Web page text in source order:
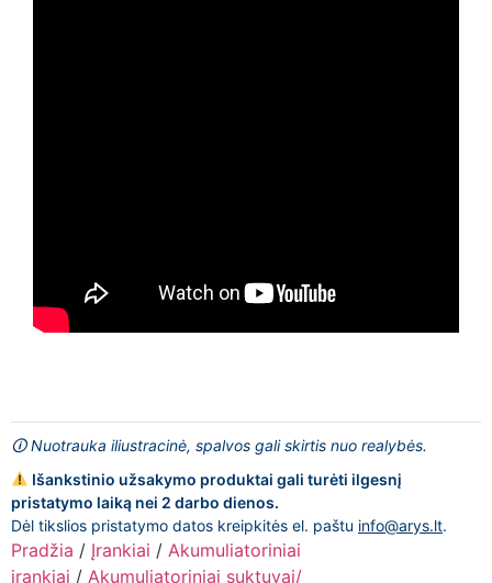
🛈 Nuotrauka iliustracinė, spalvos gali skirtis nuo realybės.
Išankstinio užsakymo produktai gali turėti ilgesnį
pristatymo laiką nei 2 darbo dienos.
Dėl tikslios pristatymo datos kreipkitės el. paštu info@arys.lt.
Pradžia / Įrankiai / Akumuliatoriniai
įrankiai / Akumuliatoriniai suktuvai/